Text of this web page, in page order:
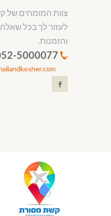
צוות המומחים של
לעזור לך בכל שאלה,
והזמנות.